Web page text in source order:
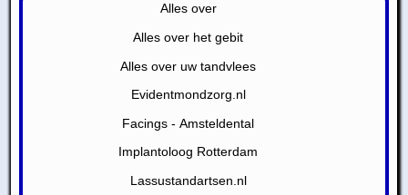
Alles over
Alles over het gebit
Alles over uw tandvlees
Evidentmondzorg.nl
Facings - Amsteldental
Implantoloog Rotterdam
Lassustandartsen.nl